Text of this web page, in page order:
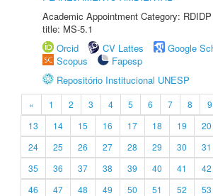
Academic Appointment Category:
title: MS-5.1
Orcid
CV Lattes
Google
Scopus
Fapesp
Repositório Institucional UNESP
« 1 2 3 4 5 6 7 8 9
13
14 15 16 17 18 19 20
24
25 26 27 28 29 30 31
35
36 37 38 39 40 41 42
46
47 48 49 50 51 52 53